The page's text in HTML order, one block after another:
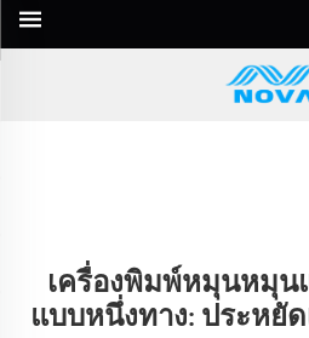
เครื่องพิมพ์หมุนหมุน
แบบหนึ่งทาง: ประหยั